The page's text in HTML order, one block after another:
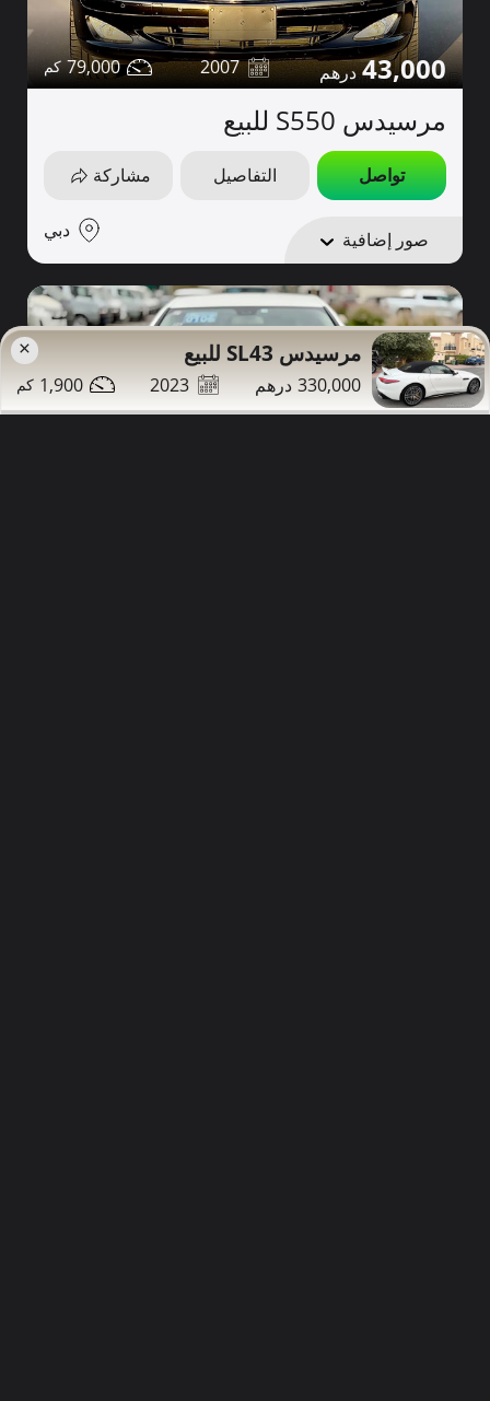
43,000
2007
79,000
مرسيدس S550 للبيع
تواصل التفاصيل مشاركة
صور إضافية دبي
× مرسيدس SL43 للبيع
330,000
2023
1,900